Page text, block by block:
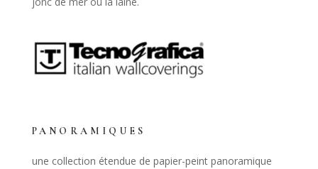
PANORAMIQUES
une collection étendue de papier-peint panoramique